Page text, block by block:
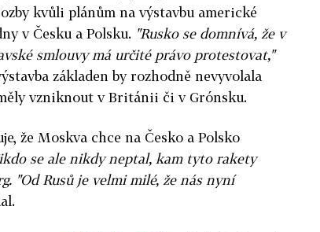
kvůli plánům na výstavbu americké
v Česku a Polsku. "Rusko se domnívá, že v
smlouvy má určité právo protestovat,"
základen by rozhodně nevyvolala
vzniknout v Británii či v Grónsku.
že Moskva chce na Česko a Polsko
se ale nikdy neptal, kam tyto rakety
"Od Rusů je velmi milé, že nás nyní